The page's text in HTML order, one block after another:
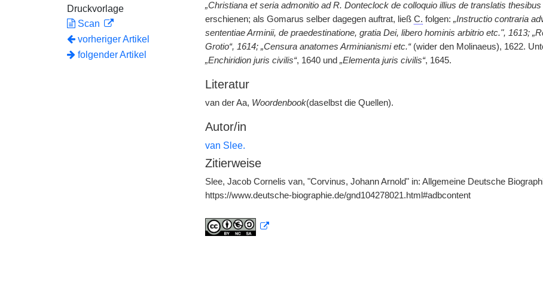
Druckvorlage
Scan
vorheriger Artikel
folgender Artikel
„Christiana et seria admonitio ad R. Donteclock de colloquio illius de translatis thesibus
erschienen; als Gomarus selber dagegen auftrat, ließ C. folgen: „Instructio contraria
sententiae Arminii, de praedestinatione, gratia Dei, libero hominis arbitrio etc.", 1613;
Grotio“, 1614; „Censura anatomes Arminianismi etc.“(wider den Molinaeus), 1622.
„Enchiridion juris civilis“, 1640 und „Elementa juris civilis“, 1645.
Literatur
van der Aa, Woordenbook(daselbst die Quellen).
Autor/in
van Slee.
Zitierweise
Slee, Jacob Cornelis van, "Corvinus, Johann Arnold" in: Allgemeine Deutsche
https://www.deutsche-biographie.de/gnd104278021.html#adbcontent